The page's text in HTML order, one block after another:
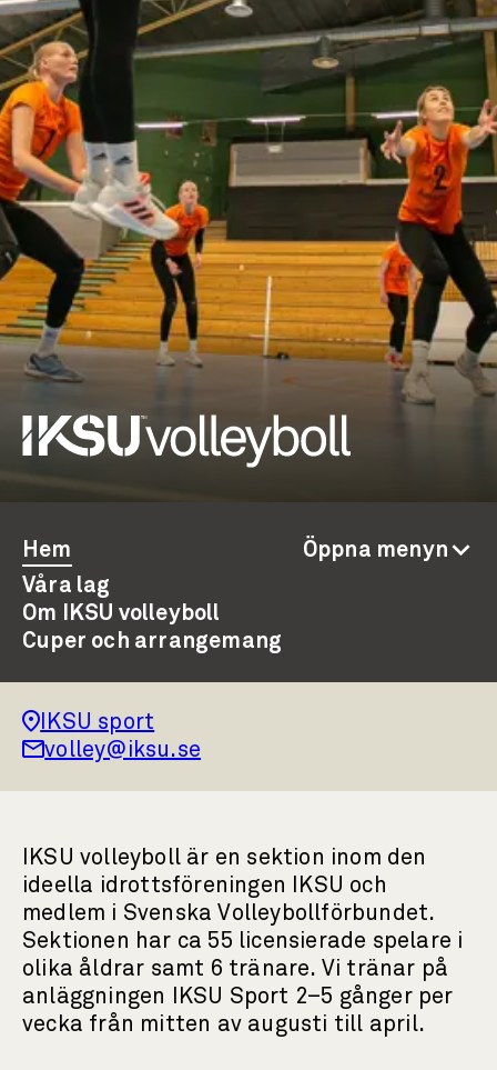
IKSU volleyboll
Hem
Öppna menyn
Våra lag
Om IKSU volleyboll
Cuper och arrangemang
IKSU sport
volley@iksu.se
IKSU volleyboll är en sektion inom den
ideella idrottsföreningen IKSU och
medlem i Svenska Volleybollförbundet.
Sektionen har ca 55 licensierade spelare i
olika åldrar samt 6 tränare. Vi tränar på
anläggningen IKSU Sport 2–5 gånger per
vecka från mitten av augusti till april.